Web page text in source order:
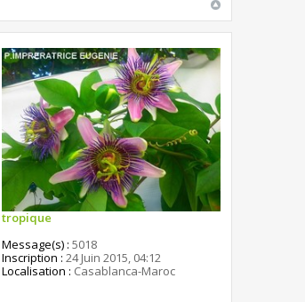
tropique
Message(s) : 5018
Inscription : 24 Juin 2015, 04:12
Localisation : Casablanca-Maroc